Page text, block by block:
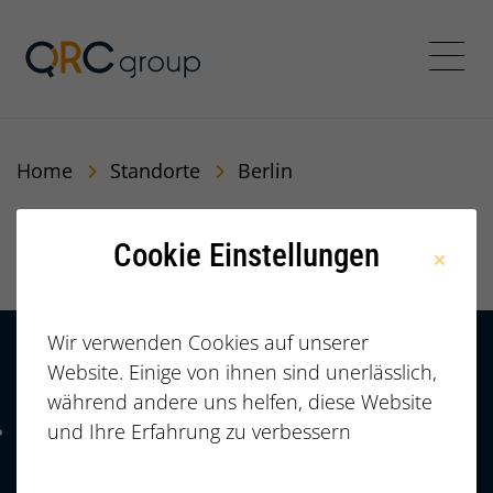
QRC Personalberatung
Home Standorte Berlin
Berlin
Kontakt
+49 (0)
911/23733277
Telefonnummer: 4 9 0 9 1 1 2 3 7 3 3 2 7 7
HÄUFIGE FRAGEN |
FAQ
Cookie Einstellungen
Wir verwenden Cookies auf unserer
Website. Einige von ihnen sind unerlässlich,
während andere uns helfen, diese Website
und Ihre Erfahrung zu verbessern